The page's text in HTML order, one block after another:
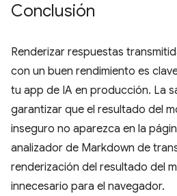
Conclusión
Renderizar respuestas
con un buen rendimiento es
tu app de IA en producción. La
garantizar que el resultado del
inseguro no aparezca en la
analizador de Markdown de
renderización del resultado del
innecesario para el navegador.